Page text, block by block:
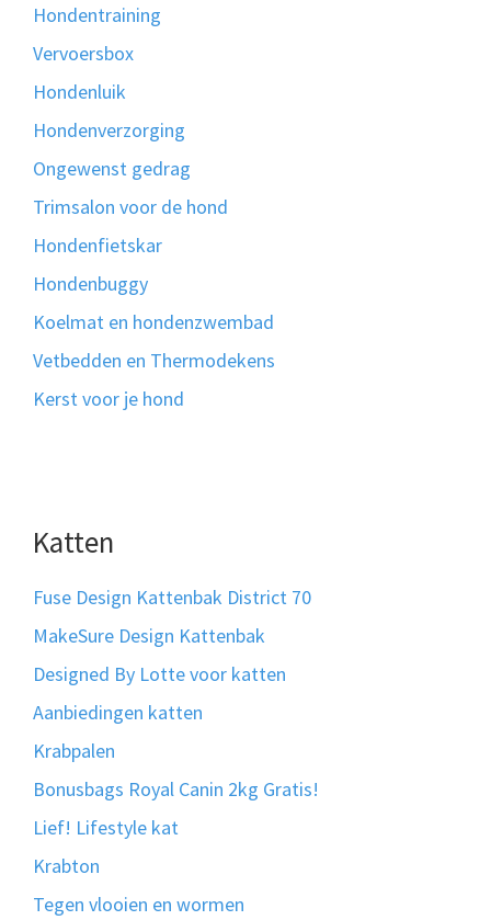
Hondentraining
Vervoersbox
Hondenluik
Hondenverzorging
Ongewenst gedrag
Trimsalon voor de hond
Hondenfietskar
Hondenbuggy
Koelmat en hondenzwembad
Vetbedden en Thermodekens
Kerst voor je hond
Katten
Fuse Design Kattenbak District 70
MakeSure Design Kattenbak
Designed By Lotte voor katten
Aanbiedingen katten
Krabpalen
Bonusbags Royal Canin 2kg Gratis!
Lief! Lifestyle kat
Krabton
Tegen vlooien en wormen